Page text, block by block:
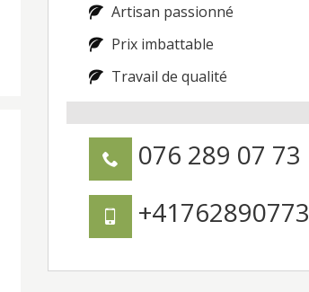
Artisan passionné
Prix imbattable
Travail de qualité
076 289 07 73
+41762890773